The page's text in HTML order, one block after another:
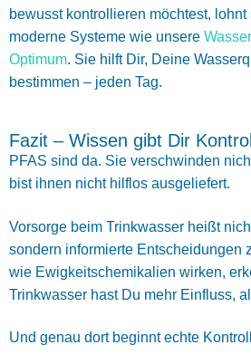
bewusst kontrollieren möchtest,
moderne Systeme wie unsere
Optimum. Sie hilft Dir, Deine
bestimmen – jeden Tag.
Fazit – Wissen gibt Dir
PFAS sind da. Sie verschwinden
bist ihnen nicht hilflos ausgeliefert.
Vorsorge beim Trinkwasser heißt
sondern informierte Entscheidungen
wie Ewigkeitschemikalien wirken,
Trinkwasser hast Du mehr Einfluss,
Und genau dort beginnt echte